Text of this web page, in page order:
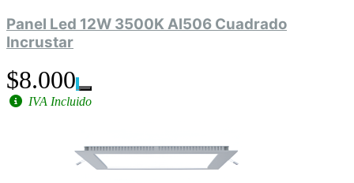
Panel Led 12W 3500K Al506 Cuadrado
Incrustar
$8.000
IVA Incluido